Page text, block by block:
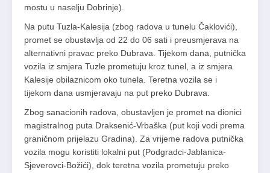
mostu u naselju Dobrinje).
Na putu Tuzla-Kalesija (zbog radova u tunelu Čaklovići),
promet se obustavlja od 22 do 06 sati i preusmjerava na
alternativni pravac preko Dubrava. Tijekom dana, putnička
vozila iz smjera Tuzle prometuju kroz tunel, a iz smjera
Kalesije obilaznicom oko tunela. Teretna vozila se i
tijekom dana usmjeravaju na put preko Dubrava.
Zbog sanacionih radova, obustavljen je promet na dionici
magistralnog puta Draksenić-Vrbaška (put koji vodi prema
graničnom prijelazu Gradina). Za vrijeme radova putnička
vozila mogu koristiti lokalni put (Podgradci-Jablanica-
Sjeverovci-Božići), dok teretna vozila prometuju preko